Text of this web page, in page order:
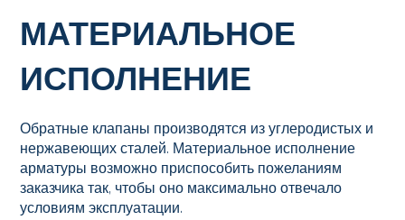
МАТЕРИАЛЬНОЕ
ИСПОЛНЕНИЕ
Обратные клапаны производятся из углеродистых и
нержавеющих сталей. Материальное исполнение
арматуры возможно приспособить пожеланиям
заказчика так, чтобы оно максимально отвечало
условиям эксплуатации.